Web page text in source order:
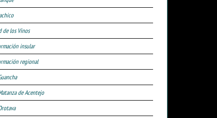
de los Vinos
insular
regional
de Acentejo